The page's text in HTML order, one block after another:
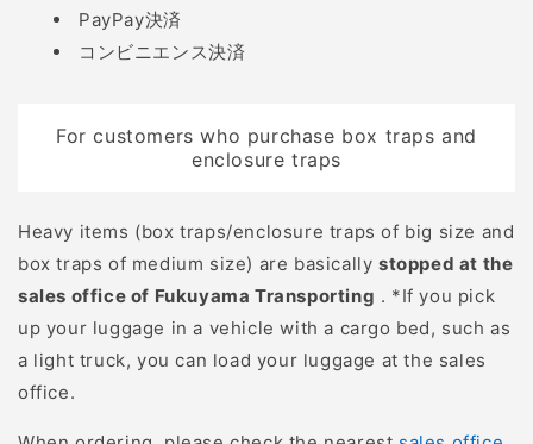
と危険性を理解する イノ
シシの行動パターンや生
害を起こしやすい状況や
リスクを事前に把握し、
適切な対策をとることが
できます。 イノシシは夜
行性でありながら、人里
PayPay決済
コンビニエンス決済
For customers who purchase box traps and
enclosure traps
Heavy items (box traps/enclosure traps of big size and
box traps of medium size) are basicallystopped at the
sales office of Fukuyama Transporting . *If you pick
up your luggage in a vehicle with a cargo bed, such as
a light truck, you can load your luggage at the sales
office.